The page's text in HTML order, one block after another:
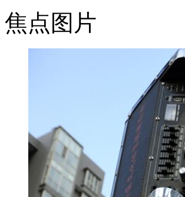
有科技业者
开发出一款
结合APP的智能型
30天募资台币
而动机，则是来自
焦点图片